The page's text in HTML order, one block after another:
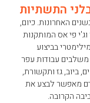
התשתיות
האחרונות. כיום,
פי אס המותקנות
בביצוע
עבודות עפר
ביוב, גז ותקשורת,
מאפשר לבצע את
הקרובה.